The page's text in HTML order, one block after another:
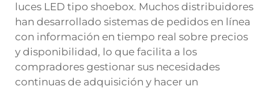
luces LED tipo shoebox. Muchos distribuidores
han desarrollado sistemas de pedidos en línea
con información en tiempo real sobre precios
y disponibilidad, lo que facilita a los
compradores gestionar sus necesidades
continuas de adquisición y hacer un